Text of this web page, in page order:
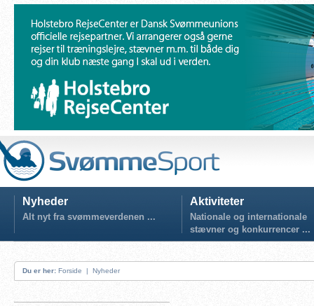
Nyheder
Alt nyt fra svømmeverdenen ...
Aktiviteter
Nationale og internationale
stævner og konkurrencer ...
Du er her: Forside | Nyheder